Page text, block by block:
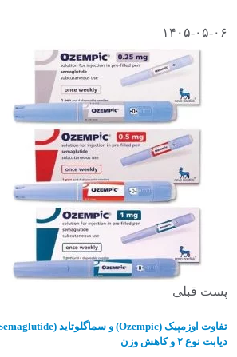
۱۴۰۵-۰۵-۰۶
پست قبلی
دیابت نوع ۲ و کاهش وزن